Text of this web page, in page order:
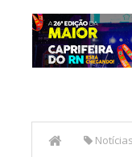
Notícias